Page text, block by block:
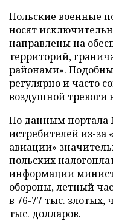
Польские военные
носят
направлены на
территорий,
районами».
регулярно и часто
воздушной тревоги
По данным портала
истребителей из-за
авиации»
польских
информации
обороны, летный
в 76-77 тыс. злотых,
тыс. долларов.